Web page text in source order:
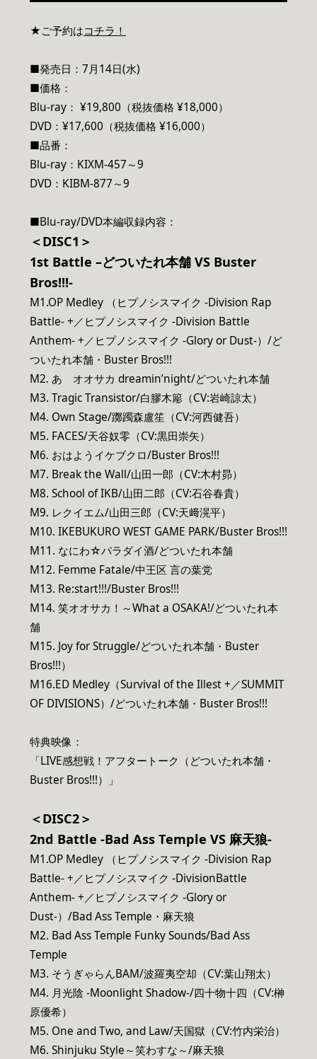
★ご予約はコチラ！
■発売日：7月14日(水)
■価格：
Blu-ray： ¥19,800（税抜価格 ¥18,000）
DVD：¥17,600（税抜価格 ¥16,000）
■品番：
Blu-ray：KIXM-457～9
DVD：KIBM-877～9
■Blu-ray/DVD本編収録内容：
＜DISC1＞
1st Battle –どついたれ本舗 VS Buster
Bros!!!-
M1.OP Medley （ヒプノシスマイク -Division Rap
Battle- +／ヒプノシスマイク -Division Battle
Anthem- +／ヒプノシスマイク -Glory or Dust-）/ど
ついたれ本舗・Buster Bros!!!
M2. あゝオオサカ dreamin’night/どついたれ本舗
M3. Tragic Transistor/白膠木簓（CV:岩崎諒太）
M4. Own Stage/躑躅森盧笙（CV:河西健吾）
M5. FACES/天谷奴零（CV:黒田崇矢）
M6. おはようイケブクロ/Buster Bros!!!
M7. Break the Wall/山田一郎（CV:木村昴）
M8. School of IKB/山田二郎（CV:石谷春貴）
M9. レクイエム/山田三郎（CV:天﨑滉平）
M10. IKEBUKURO WEST GAME PARK/Buster Bros!!!
M11. なにわ☆パラダイ酒/どついたれ本舗
M12. Femme Fatale/中王区 言の葉党
M13. Re:start!!!/Buster Bros!!!
M14. 笑オオサカ！～What a OSAKA!/どついたれ本
舗
M15. Joy for Struggle/どついたれ本舗・Buster
Bros!!!）
M16.ED Medley（Survival of the Illest +／SUMMIT
OF DIVISIONS）/どついたれ本舗・Buster Bros!!!
特典映像：
「LIVE感想戦！アフタートーク（どついたれ本舗・
Buster Bros!!!）」
＜DISC2＞
2nd Battle -Bad Ass Temple VS 麻天狼-
M1.OP Medley （ヒプノシスマイク -Division Rap
Battle- +／ヒプノシスマイク -DivisionBattle
Anthem- +／ヒプノシスマイク -Glory or
Dust-）/Bad Ass Temple・麻天狼
M2. Bad Ass Temple Funky Sounds/Bad Ass
Temple
M3. そうぎゃらんBAM/波羅夷空却（CV:葉山翔太）
M4. 月光陰 -Moonlight Shadow-/四十物十四（CV:榊
原優希）
M5. One and Two, and Law/天国獄（CV:竹内栄治）
M6. Shinjuku Style～笑わすな～/麻天狼